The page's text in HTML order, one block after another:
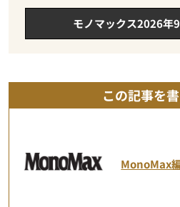
モノマックス2026年
この記事を
MonoMax